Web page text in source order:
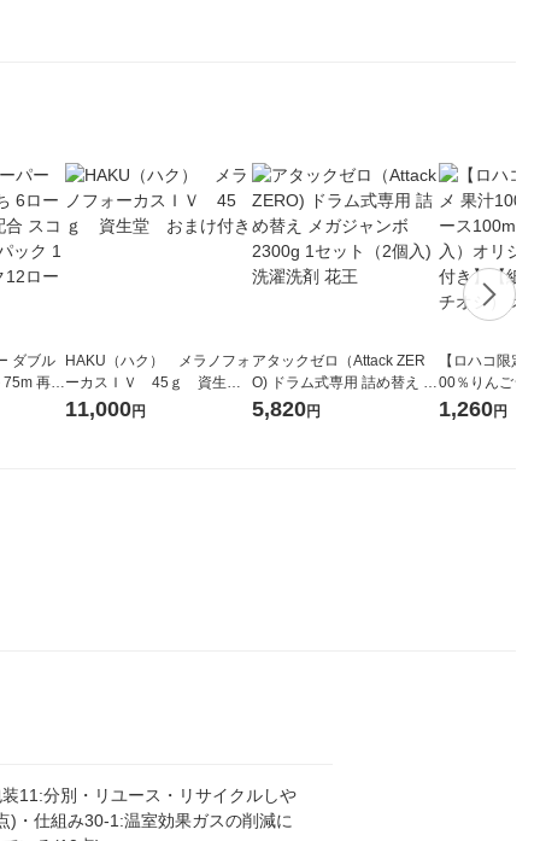
ダブル
ラワー
HAKU（ハク） メラノフォ
ーカスＩＶ 45ｇ 資生
堂 おまけ付き
11,000円
アタックゼロ（Attack ZER
O) ドラム式専用 詰め替え メ
ガジャンボ 2300g 1セット
5,820円
【ロハコ限定
00％りんごジ
箱（18本入）
1,260円
装11:分別・リユース・リサイクルしや
)・仕組み30-1:温室効果ガスの削減に